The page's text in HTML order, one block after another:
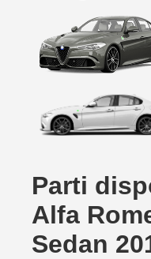
Parti
Alfa
Sedan